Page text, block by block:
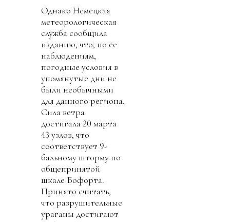
Однако Немецкая
метеорологическая
служба сообщила
изданию, что, по ее
наблюдениям,
погодные условия в
упомянутые дни не
были необычными
для данного региона.
Сила ветра
достигала 20 марта
43 узлов, что
соответствует 9-
бальному шторму по
общепринятой
шкале Бофорта.
Принято считать,
что разрушительные
ураганы достигают